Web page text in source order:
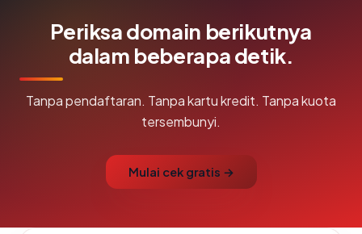
Periksa domain berikutnya
dalam beberapa detik.
Tanpa pendaftaran. Tanpa kartu kredit. Tanpa kuota
tersembunyi.
Mulai cek gratis →